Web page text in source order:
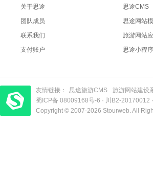
关于思途
团队成员
联系我们
支付账户
思途CMS
思途网站
旅游网站
思途小程序
友情链接： 思途旅游CMS 旅游网站建设
梦旅程酒店管理系统
​| 运营支持：创旅云
蜀ICP备 08009168号-6 · 川B2-20170012
Copyright © 2007-2026 Stourweb. All